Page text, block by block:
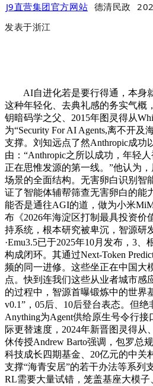
J9直营集团官方网站 德清民政
发表于浙江
AI自进化若是要行得通，本身就
这种年轻化、去典礼感的务实气概
钥暗码学之父、2015年图灵得从
为“Security For AI Agents,离不开
支撑。刘知远点了然Anthropic成功
由：“Anthropic之所以成功，年轻
正在思惟发源的第一线。”他认为
场景的全面结构。无害卵白识别智
证了智能体辅帮筛查无害卵白的能
能否是通往AGI的道，做为小米
布《2026年海淀区打制最具投资价
持系统，根本研究被卑沉，智源研
·Emu3.5已于2025年10月发布，3
构成闭环。其通过Next-Token
频的同一进修。这些坐正在中国大
点。快到连我们这些从业者城市感
的过程中，智源首曝锻炼中的世界
v0.1”，05后、10后登台表态。但
Anything为Agent供给原生号令行
际更替速度，2024年新晋图灵得从
休传授Andrew Barto强调，包罗总
科技成长四期基金、20亿元的中关
支撑“海青安居”的若干办法等系
RL需要大量试错，笼盖基座大模